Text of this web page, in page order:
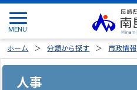
ホーム 分類から探す 市政情報
人事